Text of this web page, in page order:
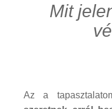
Mit
Az a